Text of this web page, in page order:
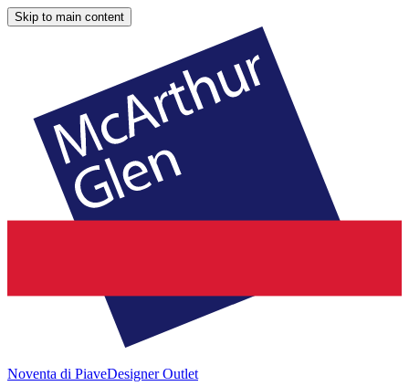
Skip to main content
Noventa di PiaveDesigner Outlet